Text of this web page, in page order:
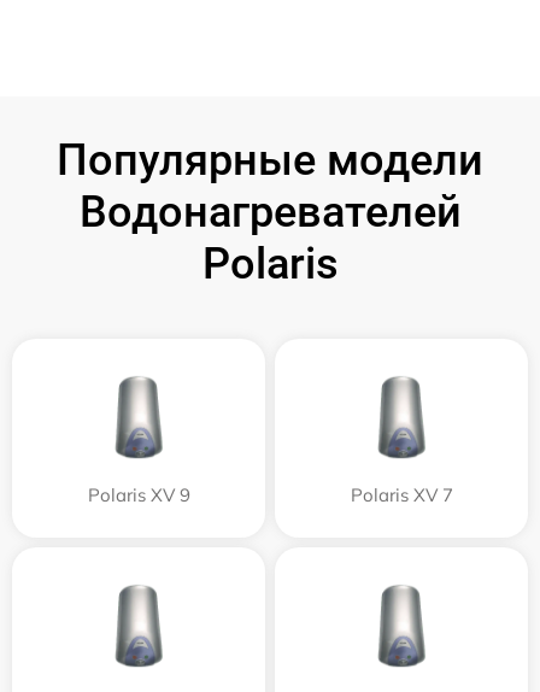
Популярные модели
Водонагревателей
Polaris
Polaris XV 9 Polaris XV 7